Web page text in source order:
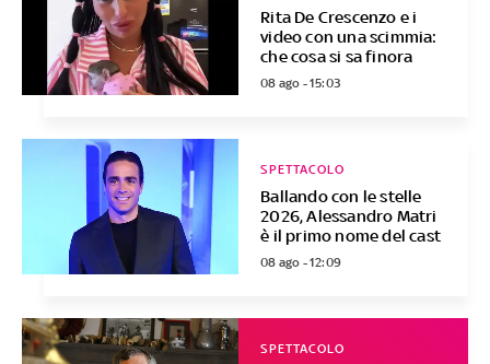
Rita De Crescenzo e i
video con una scimmia:
che cosa si sa finora
08 ago - 15:03
Ballando con le stelle
2026, Alessandro Matri
è il primo nome del cast
SPETTACOLO
08 ago - 12:09
SPETTACOLO